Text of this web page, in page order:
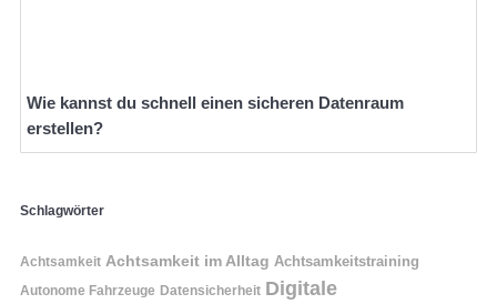
Wie kannst du schnell einen sicheren Datenraum
erstellen?
Schlagwörter
Achtsamkeit Achtsamkeit im Alltag Achtsamkeitstraining
Autonome Fahrzeuge Datensicherheit Digitale